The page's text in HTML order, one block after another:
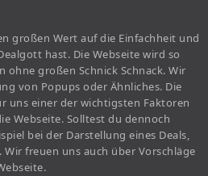
großen Wert auf die Einfachheit und
hast. Die Webseite wird so
ohne großen Schnick Schnack. Wir
von Popups oder Ähnliches. Die
uns einer der wichtigsten Faktoren
Webseite. Solltest du dennoch
bei der Darstellung eines Deals,
freuen uns auch über Vorschläge